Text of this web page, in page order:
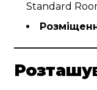
Standard